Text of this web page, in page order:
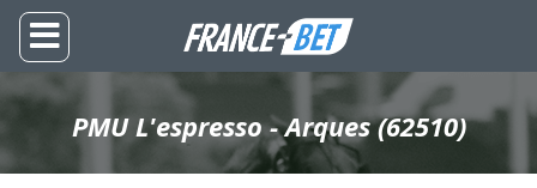
PMU L'espresso - Arques (62510)